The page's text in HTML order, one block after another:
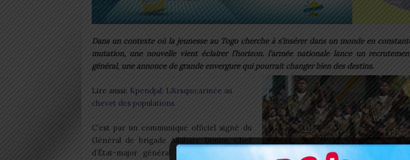
Dans un contexte où la jeunesse au Togo cherche à s’insérer dans un monde en
mutation, une nouvelle vient éclairer l’horizon. l’armée nationale lance un
général, une annonce de grande envergure qui pourrait changer bien des destins.
Lire aussi: Kpendjal: L&rsquo;armée au
chevet des populations
C’est par un communiqué officiel signé du
Général de brigade Allahare Dimini, Chef
d’État-major général des Forces armées